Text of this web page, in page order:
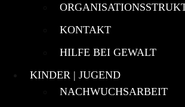
KONTAKT
HILFE BEI GEWALT
KINDER | JUGEND
NACHWUCHSARBEIT